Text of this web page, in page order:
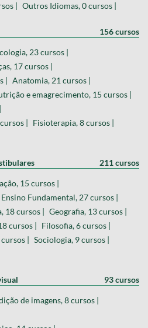
| Outros Idiomas, 0 cursos |
156 cursos
23 cursos |
17 cursos |
|
Anatomia, 21 cursos |
e emagrecimento, 15 cursos |
|
Fisioterapia, 8 cursos |
211 cursos
15 cursos |
Ensino Fundamental, 27 cursos |
18 cursos |
Geografia, 13 cursos |
cursos |
Filosofia, 6 cursos |
|
Sociologia, 9 cursos |
93 cursos
de imagens, 8 cursos |